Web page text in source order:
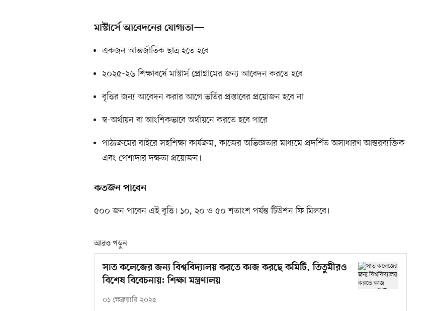
মাস্টার্সে আবেদনের যোগ্যতা—
একজন আন্তর্জাতিক ছাত্র হতে হবে
২০২৫-২৬ শিক্ষাবর্ষে মাস্টার্স প্রোগ্রামের জন্য আবেদন করতে হবে
বৃত্তির জন্য আবেদন করার আগে ভর্তির প্রস্তাবের প্রয়োজন হবে না
স্ব-অর্থায়ন বা আংশিকভাবে অর্থায়নে করতে হবে পারে
পাঠ্যক্রমের বাইরে সহশিক্ষা কার্যক্রম, কাজের অভিজ্ঞতার মাধ্যমে প্রদর্শিত অসাধারণ আন্তরব্যক্তিক
এবং পেশাদার দক্ষতা প্রয়োজন।
কতজন পাবেন
৫০০ জন পাবেন এই বৃত্তি। ১০, ২০ ও ৫০ শতাংশ পর্যন্ত টিউশন ফি মিলবে।
আরও পড়ুন
সাত কলেজের জন্য বিশ্ববিদ্যালয় করতে কাজ করছে কমিটি, তিতুমীরও
বিশেষ বিবেচনায়: শিক্ষা মন্ত্রণালয়
০১ ফেব্রুয়ারি ২০২৫